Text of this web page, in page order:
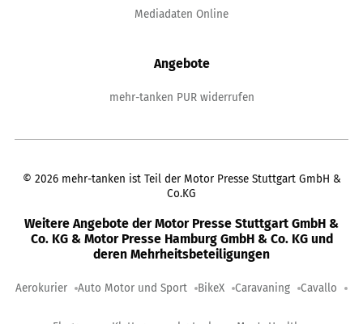
Mediadaten Online
Angebote
mehr-tanken PUR widerrufen
© 2026 mehr-tanken ist Teil der Motor Presse Stuttgart GmbH &
Co.KG
Weitere Angebote der Motor Presse Stuttgart GmbH &
Co. KG & Motor Presse Hamburg GmbH & Co. KG und
deren Mehrheitsbeteiligungen
Aerokurier Auto Motor und Sport BikeX Caravaning Cavallo